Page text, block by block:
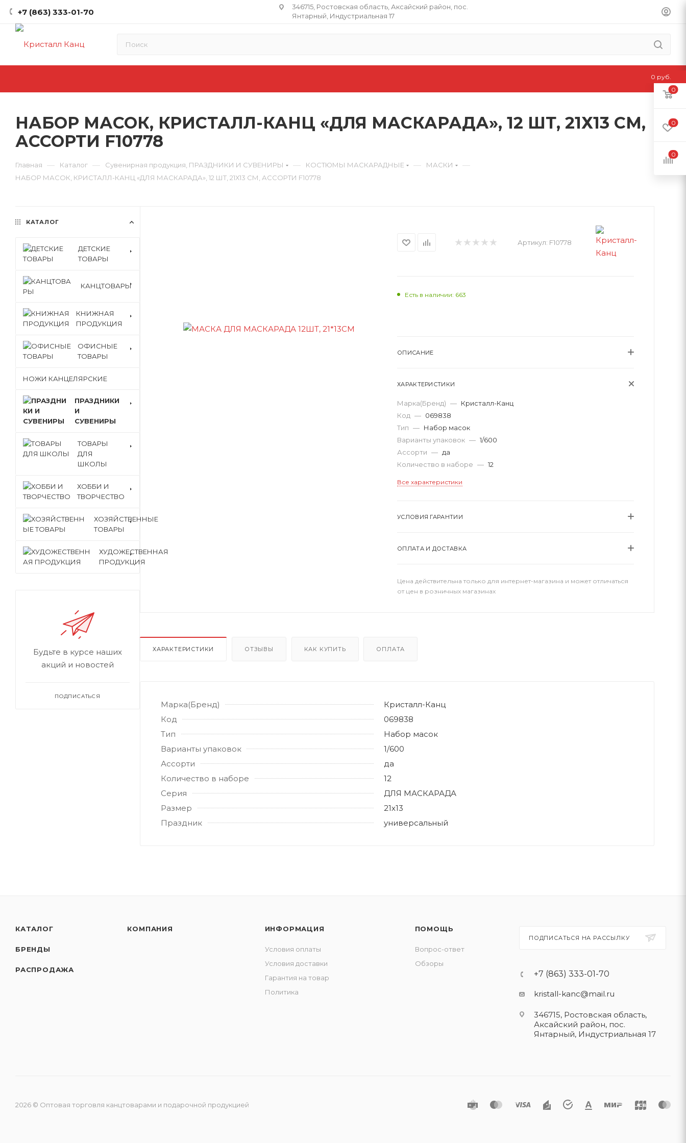
+7 (863) 333-01-70
346715, Ростовская область​, Аксайский район, пос.
Янтарный, Индустриальная 17
НАБОР МАСОК, КРИСТАЛЛ-КАНЦ «ДЛЯ МАСКАРАДА», 12 ШТ, 21Х13 СМ,
АССОРТИ F10778
Главная — Каталог — Сувенирная продукция, ПРАЗДНИКИ И СУВЕНИРЫ — КОСТЮМЫ МАСКАРАДНЫЕ — МАСКИ —
НАБОР МАСОК, КРИСТАЛЛ-КАНЦ «ДЛЯ МАСКАРАДА», 12 ШТ, 21Х13 СМ, АССОРТИ F10778
Артикул: F10778
Есть в наличии: 663
ОПИСАНИЕ
ХАРАКТЕРИСТИКИ
Марка(Бренд) — Кристалл-Канц
Код — 069838
Тип — Набор масок
Варианты упаковок — 1/600
Ассорти — да
Количество в наборе — 12
Все характеристики
УСЛОВИЯ ГАРАНТИИ
ОПЛАТА И ДОСТАВКА
Цена действительна только для интернет-магазина и может отличаться
от цен в розничных магазинах
ХАРАКТЕРИСТИКИ ОТЗЫВЫ КАК КУПИТЬ ОПЛАТА
Марка(Бренд)
Кристалл-Канц
Код
069838
Тип
Набор масок
Варианты упаковок
1/600
Ассорти
да
Количество в наборе
12
Серия
ДЛЯ МАСКАРАДА
Размер
21х13
Праздник
универсальный
КАТАЛОГ
ДЕТСКИЕ
ТОВАРЫ
КАНЦТОВАРЫ
КНИЖНАЯ
ПРОДУКЦИЯ
ОФИСНЫЕ
ТОВАРЫ
НОЖИ КАНЦЕЛЯРСКИЕ
ПРАЗДНИКИ
И
СУВЕНИРЫ
ТОВАРЫ
ДЛЯ
ШКОЛЫ
ХОББИ И
ТВОРЧЕСТВО
ХОЗЯЙСТВЕННЫЕ
ТОВАРЫ
ХУДОЖЕСТВЕННАЯ
ПРОДУКЦИЯ
Будьте в курсе наших
акций и новостей
ПОДПИСАТЬСЯ
КАТАЛОГ
БРЕНДЫ
РАСПРОДАЖА
КОМПАНИЯ ИНФОРМАЦИЯ
Условия оплаты
Условия доставки
Гарантия на товар
Политика
ПОМОЩЬ
Вопрос-ответ
Обзоры
ПОДПИСАТЬСЯ НА РАССЫЛКУ
+7 (863) 333-01-70
kristall-kanc@mail.ru
346715, Ростовская область​,
Аксайский район, пос.
Янтарный, Индустриальная 17
2026 © Оптовая торговля канцтоварами и подарочной продукцией
0
0
0
0 руб.